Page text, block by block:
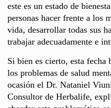
este es un estado de
personas hacer frente a los
vida, desarrollar todas sus
trabajar adecuadamente e
Si bien es cierto, esta fecha
los problemas de salud
ocasión el Dr. Nataniel
Consultor de Herbalife,